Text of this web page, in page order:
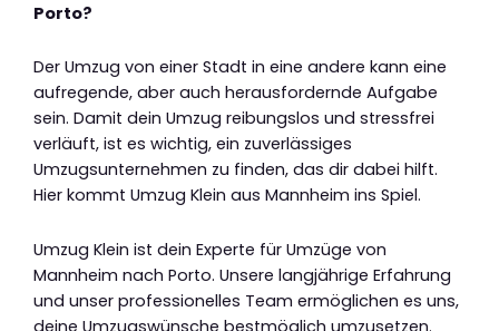
Porto?
Der Umzug von einer Stadt in eine andere kann eine
aufregende, aber auch herausfordernde Aufgabe
sein. Damit dein Umzug reibungslos und stressfrei
verläuft, ist es wichtig, ein zuverlässiges
Umzugsunternehmen zu finden, das dir dabei hilft.
Hier kommt Umzug Klein aus Mannheim ins Spiel.
Umzug Klein ist dein Experte für Umzüge von
Mannheim nach Porto. Unsere langjährige Erfahrung
und unser professionelles Team ermöglichen es uns,
deine Umzugswünsche bestmöglich umzusetzen.